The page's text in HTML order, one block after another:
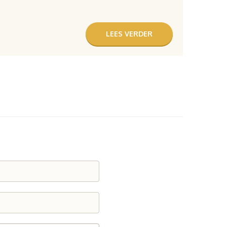
LEES VERDER